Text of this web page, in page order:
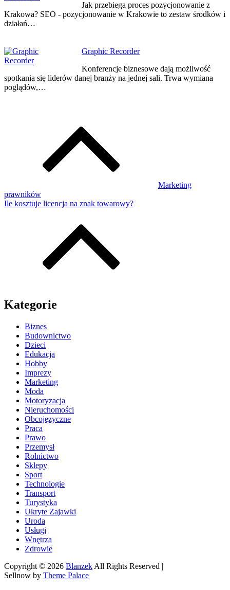
Jak przebiega proces pozycjonowanie z
Krakowa? SEO - pozycjonowanie w Krakowie to zestaw środków i
działań…
Graphic Recorder
Konferencje biznesowe dają możliwość
spotkania się liderów danej branży na jednej sali. Trwa wymiana
poglądów,…
Marketing
prawników
Ile kosztuje licencja na znak towarowy?
Kategorie
Biznes
Budownictwo
Dzieci
Edukacja
Hobby
Imprezy
Marketing
Moda
Motoryzacja
Nieruchomości
Obcojęzyczne
Praca
Prawo
Przemysł
Rolnictwo
Sklepy
Sport
Technologie
Transport
Turystyka
Ukryte Zajawki
Uroda
Usługi
Wnętrza
Zdrowie
Copyright © 2026 Blanzek All Rights Reserved |
Sellnow by Theme Palace